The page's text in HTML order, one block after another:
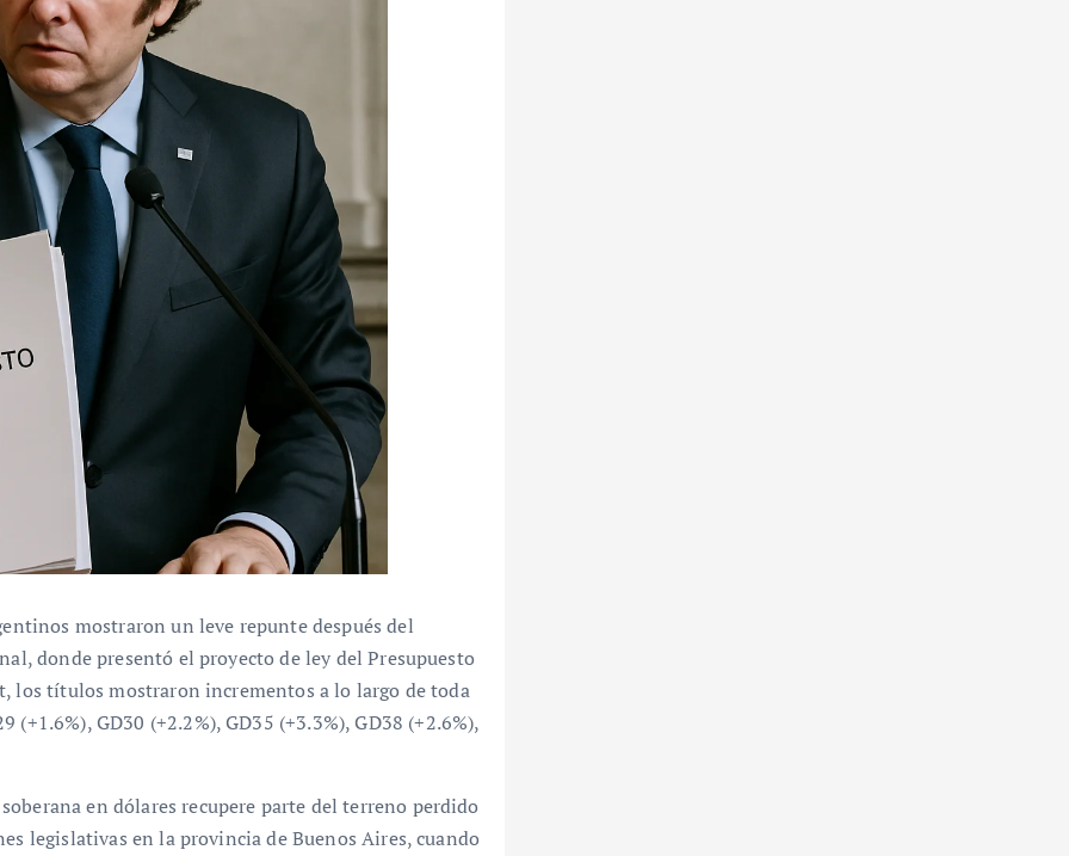
mostraron un leve repunte después del
donde presentó el proyecto de ley del Presupuesto
los títulos mostraron incrementos a lo largo de toda
GD30 (+2.2%), GD35 (+3.3%), GD38 (+2.6%),
en dólares recupere parte del terreno perdido
legislativas en la provincia de Buenos Aires, cuando